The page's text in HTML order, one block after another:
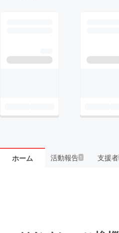
ホーム 活動報告1 支援者